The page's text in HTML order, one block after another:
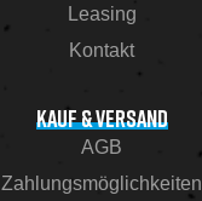
Leasing
Kontakt
KAUF & VERSAND
AGB
Zahlungsmöglichkeiten